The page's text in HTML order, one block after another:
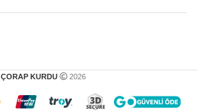
ÇORAP KURDU 2026